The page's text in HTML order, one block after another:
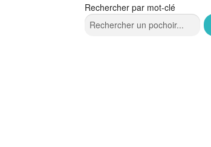
Rechercher par mot-clé